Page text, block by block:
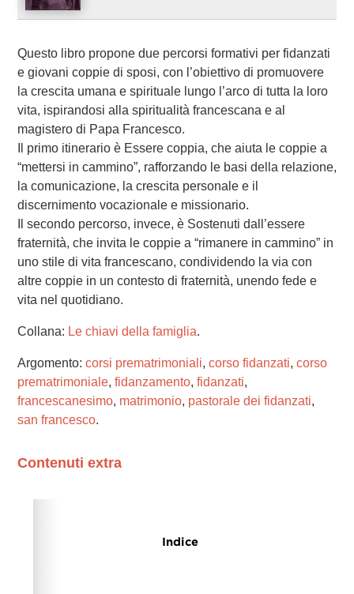
Questo libro propone due percorsi formativi per fidanzati
e giovani coppie di sposi, con l’obiettivo di promuovere
la crescita umana e spirituale lungo l’arco di tutta la loro
vita, ispirandosi alla spiritualità francescana e al
magistero di Papa Francesco.
Il primo itinerario è Essere coppia, che aiuta le coppie a
“mettersi in cammino”, rafforzando le basi della relazione,
la comunicazione, la crescita personale e il
discernimento vocazionale e missionario.
Il secondo percorso, invece, è Sostenuti dall’essere
fraternità, che invita le coppie a “rimanere in cammino” in
uno stile di vita francescano, condividendo la via con
altre coppie in un contesto di fraternità, unendo fede e
vita nel quotidiano.
Collana: Le chiavi della famiglia.
Argomento: corsi prematrimoniali, corso fidanzati, corso
prematrimoniale, fidanzamento, fidanzati,
francescanesimo, matrimonio, pastorale dei fidanzati,
san francesco.
Contenuti extra